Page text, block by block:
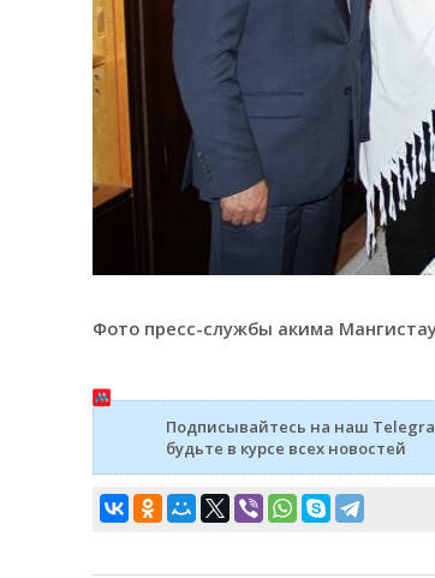
Фото пресс-службы акима
Подписывайтесь на наш
будьте в курсе всех новостей